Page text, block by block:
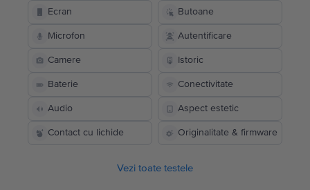
Ecran Butoane
Microfon Autentificare
Camere Istoric
Baterie Conectivitate
Audio Aspect estetic
Contact cu lichide Originalitate & firmware
Vezi toate testele